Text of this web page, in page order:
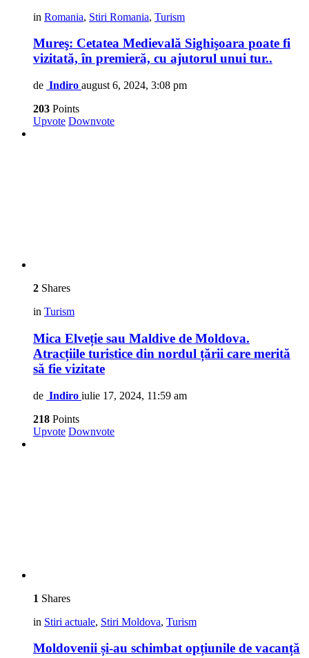
in Romania, Stiri Romania, Turism
Mureş: Cetatea Medievală Sighişoara poate fi
vizitată, în premieră, cu ajutorul unui tur..
de Indiro august 6, 2024, 3:08 pm
203 Points
Upvote Downvote
2 Shares
in Turism
Mica Elveție sau Maldive de Moldova.
Atracțiile turistice din nordul țării care merită
să fie vizitate
de Indiro iulie 17, 2024, 11:59 am
218 Points
Upvote Downvote
1 Shares
in Stiri actuale, Stiri Moldova, Turism
Moldovenii și-au schimbat opțiunile de vacanță